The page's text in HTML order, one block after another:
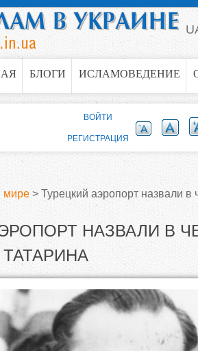
to navigation
БЛОГИ ИСЛАМОВЕДЕНИЕ
мире > Турецкий аэропорт назвали в
НАЗВАЛИ В
ВОЙТИ
РЕГИСТРАЦИЯ